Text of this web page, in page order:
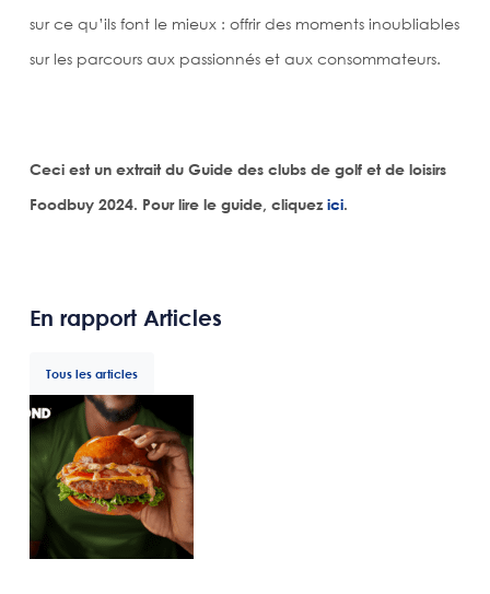
sur ce qu’ils font le mieux : offrir des moments inoubliables
sur les parcours aux passionnés et aux consommateurs.
Ceci est un extrait du Guide des clubs de golf et de loisirs
Foodbuy 2024. Pour lire le guide, cliquezici.
En rapport Articles
Tous les articles